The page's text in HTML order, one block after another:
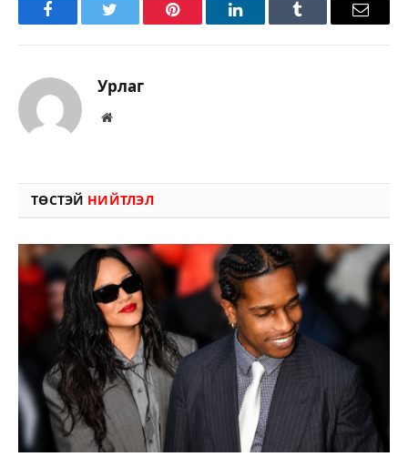
FacebookTwitter Pinterest LinkedInTumblr Имэйл
Урлаг
Вэбсайт
ТӨСТЭЙ НИЙТЛЭЛ